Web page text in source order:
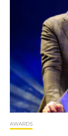
AWARDS